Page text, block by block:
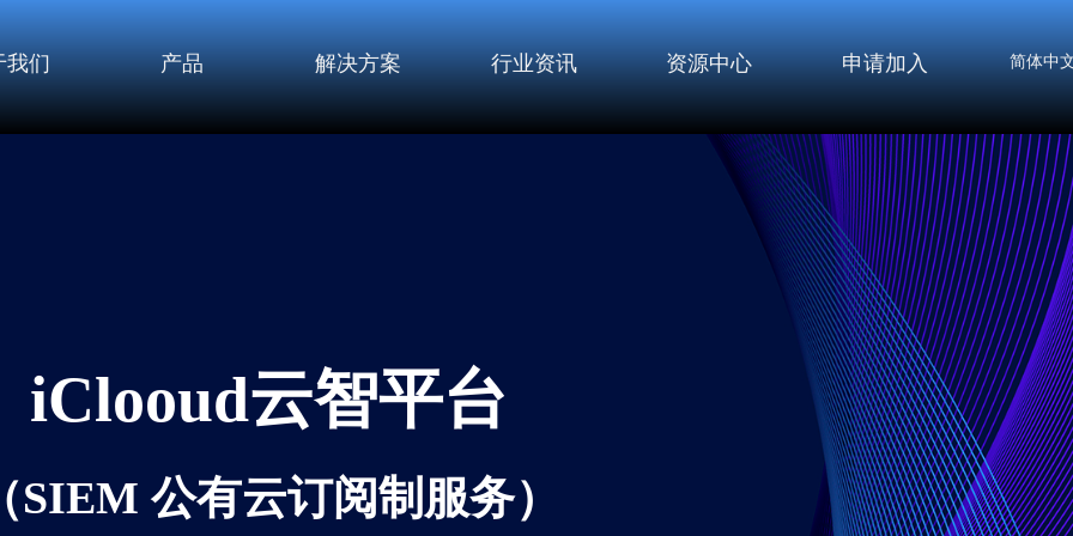
我们 产品 解决方案 行业资讯 资源中心 申请加入 简体中
iClooud云智平台
SIEM 公有云订阅制服务）